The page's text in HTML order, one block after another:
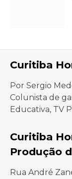
Curitiba
Por Sergio
Colunista de
Educativa, TV
Curitiba
Produção
Rua André